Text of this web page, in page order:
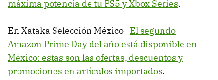
máxima potencia de tu PS5 y Xbox Series.
En Xataka Selección México | El segundo
Amazon Prime Day del año está disponible en
México: estas son las ofertas, descuentos y
promociones en artículos importados.